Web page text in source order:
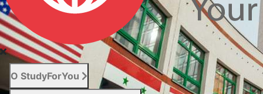
О StudyForYou